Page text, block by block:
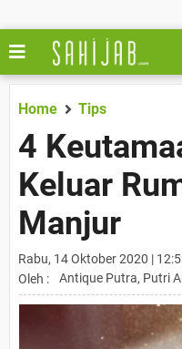
Home Tips
4
Keluar
Manjur
Rabu, 14 Oktober 2020 |
Oleh :
Antique Putra, Putri